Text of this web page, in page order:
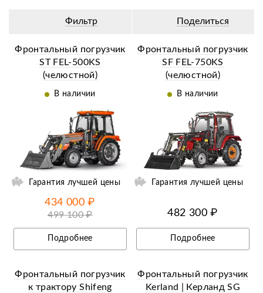
Фильтр Поделиться
Фронтальный погрузчик
ST FEL-500KS
(челюстной)
В наличии
Гарантия лучшей цены
434 000 ₽
499 100 ₽
Подробнее
Фронтальный погрузчик
SF FEL-750KS
(челюстной)
В наличии
Ещё 14 фотографий
Гарантия лучшей цены
482 300 ₽
Подробнее
Фронтальный погрузчик
к трактору Shifeng
Фронтальный погрузчик
Kerland | Керланд SG